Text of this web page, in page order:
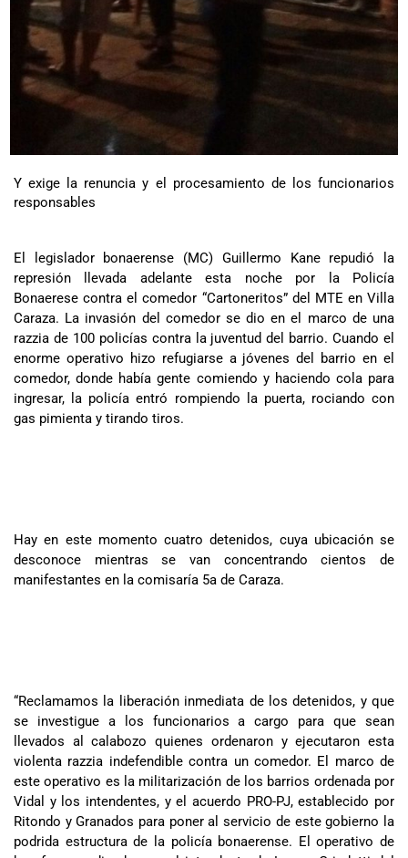
Y exige la renuncia y el procesamiento de los funcionarios
responsables
El legislador bonaerense (MC) Guillermo Kane repudió la
represión llevada adelante esta noche por la Policía
Bonaerese contra el comedor “Cartoneritos” del MTE en Villa
Caraza. La invasión del comedor se dio en el marco de una
razzia de 100 policías contra la juventud del barrio. Cuando el
enorme operativo hizo refugiarse a jóvenes del barrio en el
comedor, donde había gente comiendo y haciendo cola para
ingresar, la policía entró rompiendo la puerta, rociando con
gas pimienta y tirando tiros.
Hay en este momento cuatro detenidos, cuya ubicación se
desconoce mientras se van concentrando cientos de
manifestantes en la comisaría 5a de Caraza.
“Reclamamos la liberación inmediata de los detenidos, y que
se investigue a los funcionarios a cargo para que sean
llevados al calabozo quienes ordenaron y ejecutaron esta
violenta razzia indefendible contra un comedor. El marco de
este operativo es la militarización de los barrios ordenada por
Vidal y los intendentes, y el acuerdo PRO-PJ, establecido por
Ritondo y Granados para poner al servicio de este gobierno la
podrida estructura de la policía bonaerense. El operativo de